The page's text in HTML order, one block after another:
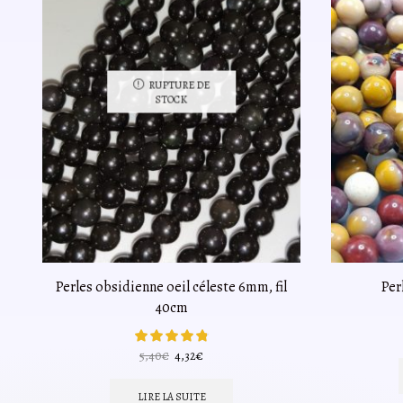
RUPTURE DE
STOCK
Perles obsidienne oeil céleste 6mm, fil
40cm
5,40€ Le
initial
4,32€
actuel
LIRE LA SUITE